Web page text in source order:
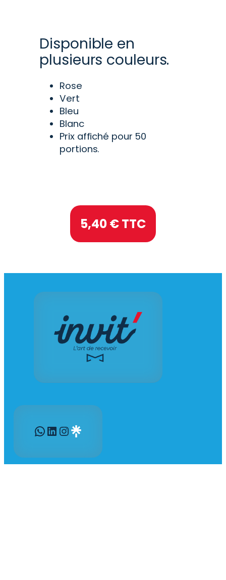
Disponible en
plusieurs couleurs.
Rose
Vert
Bleu
Blanc
Prix affiché pour 50
portions.
5,40€ TTC
WhatsApp LinkedIn InstagramGravatar